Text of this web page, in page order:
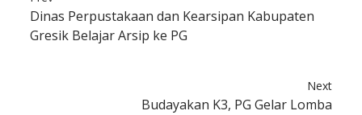
Dinas Perpustakaan dan Kearsipan Kabupaten
Gresik Belajar Arsip ke PG
Next
Budayakan K3, PG Gelar Lomba